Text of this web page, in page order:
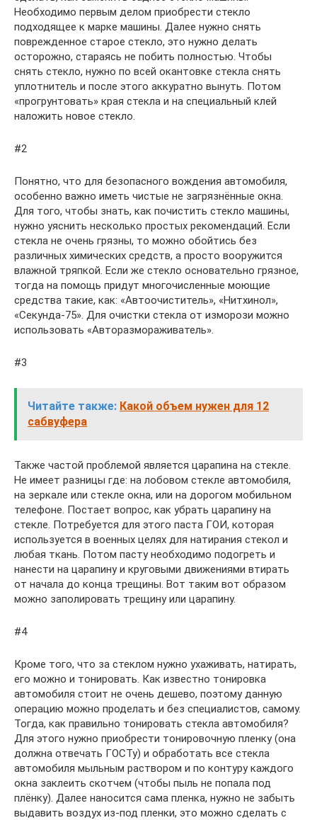
Необходимо первым делом приобрести стекло
подходящее к марке машины. Далее нужно снять
поврежденное старое стекло, это нужно делать
осторожно, стараясь не побить полностью. Чтобы
снять стекло, нужно по всей окантовке стекла снять
уплотнитель и после этого аккуратно вынуть. Потом
«прогрунтовать» края стекла и на специальный клей
наложить новое стекло.
#2
Понятно, что для безопасного вождения автомобиля,
особенно важно иметь чистые не загрязнённые окна.
Для того, чтобы знать, как почистить стекло машины,
нужно уяснить несколько простых рекомендаций. Если
стекла не очень грязны, то можно обойтись без
различных химических средств, а просто вооружится
влажной тряпкой. Если же стекло основательно грязное,
тогда на помощь придут многочисленные моющие
средства такие, как: «Автоочиститель», «Нитхинол»,
«Секунда-75». Для очистки стекла от изморози можно
использовать «Авторазмораживатель».
#3
Читайте также: Какой объем нужен для 12
сабвуфера
Также частой проблемой является царапина на стекле.
Не имеет разницы где: на лобовом стекле автомобиля,
на зеркале или стекле окна, или на дорогом мобильном
телефоне. Постает вопрос, как убрать царапину на
стекле. Потребуется для этого паста ГОИ, которая
используется в военных целях для натирания стекол и
любая ткань. Потом пасту необходимо подогреть и
нанести на царапину и круговыми движениями втирать
от начала до конца трещины. Вот таким вот образом
можно заполировать трещину или царапину.
#4
Кроме того, что за стеклом нужно ухаживать, натирать,
его можно и тонировать. Как известно тонировка
автомобиля стоит не очень дешево, поэтому данную
операцию можно проделать и без специалистов, самому.
Тогда, как правильно тонировать стекла автомобиля?
Для этого нужно приобрести тонировочную пленку (она
должна отвечать ГОСТу) и обработать все стекла
автомобиля мыльным раствором и по контуру каждого
окна заклеить скотчем (чтобы пыль не попала под
плёнку). Далее наносится сама пленка, нужно не забыть
выдавить воздух из-под пленки, это можно сделать с